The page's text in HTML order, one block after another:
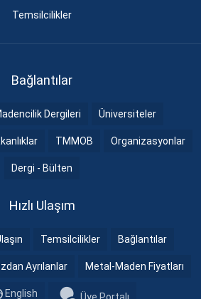
Temsilcilikler
Bağlantılar
Dergileri Üniversiteler
TMMOB Organizasyonlar
Dergi - Bülten
Hızlı Ulaşım
Temsilcilikler Bağlantılar
Ayrılanlar Metal-Maden Fiyatları
English Üye Portalı